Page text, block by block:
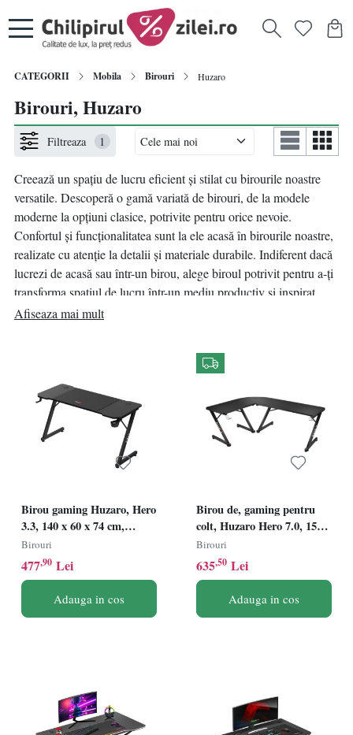
CATEGORII Mobila Birouri Huzaro
Birouri, Huzaro
Filtreaza 1
Creează un spațiu de lucru eficient și stilat cu birourile noastre
versatile. Descoperă o gamă variată de birouri, de la modele
moderne la opțiuni clasice, potrivite pentru orice nevoie.
Confortul și funcționalitatea sunt la ele acasă în birourile noastre,
realizate cu atenție la detalii și materiale durabile. Indiferent dacă
lucrezi de acasă sau într-un birou, alege biroul potrivit pentru a-ți
transforma spațiul de lucru într-un mediu productiv și inspirat.
Explorează acum opțiunile noastre online și adaugă un plus de
Afiseaza mai mult
Birou gaming Huzaro, Hero
3.3, 140 x 60 x 74 cm,
inclusiv mousepad 80 x 58
cm, 2 Intrari Pentru
Cabluri, Negru
Birouri
477,90 Lei
Adauga in cos
Birou de, gaming pentru
colt, Huzaro Hero 7.0, 154
cm, Carbon, Reglabil,
Negru
Birouri
635,50 Lei
Adauga in cos